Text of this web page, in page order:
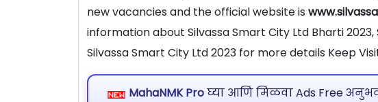
new vacancies and the official website is
information about Silvassa Smart City Ltd Bharti
Silvassa Smart City Ltd 2023 for more details Keep
MahaNMK Proघ्या आणि मिळवा Ads Free